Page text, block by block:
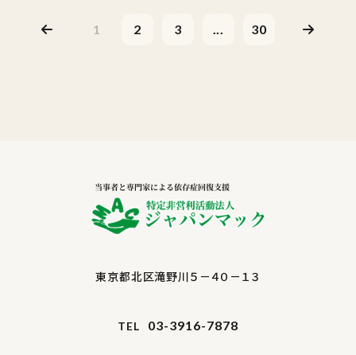
1 2 3 ... 30
東京都北区滝野川５－４０－１３
TEL 03-3916-7878